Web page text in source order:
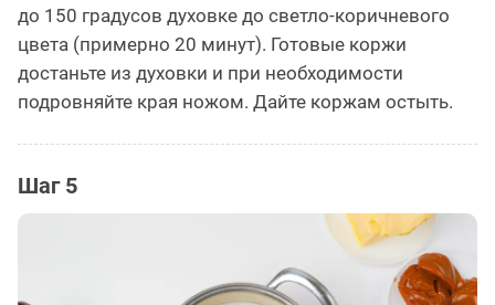
до 150 градусов духовке до светло-коричневого
цвета (примерно 20 минут). Готовые коржи
достаньте из духовки и при необходимости
подровняйте края ножом. Дайте коржам остыть.
Шаг 5